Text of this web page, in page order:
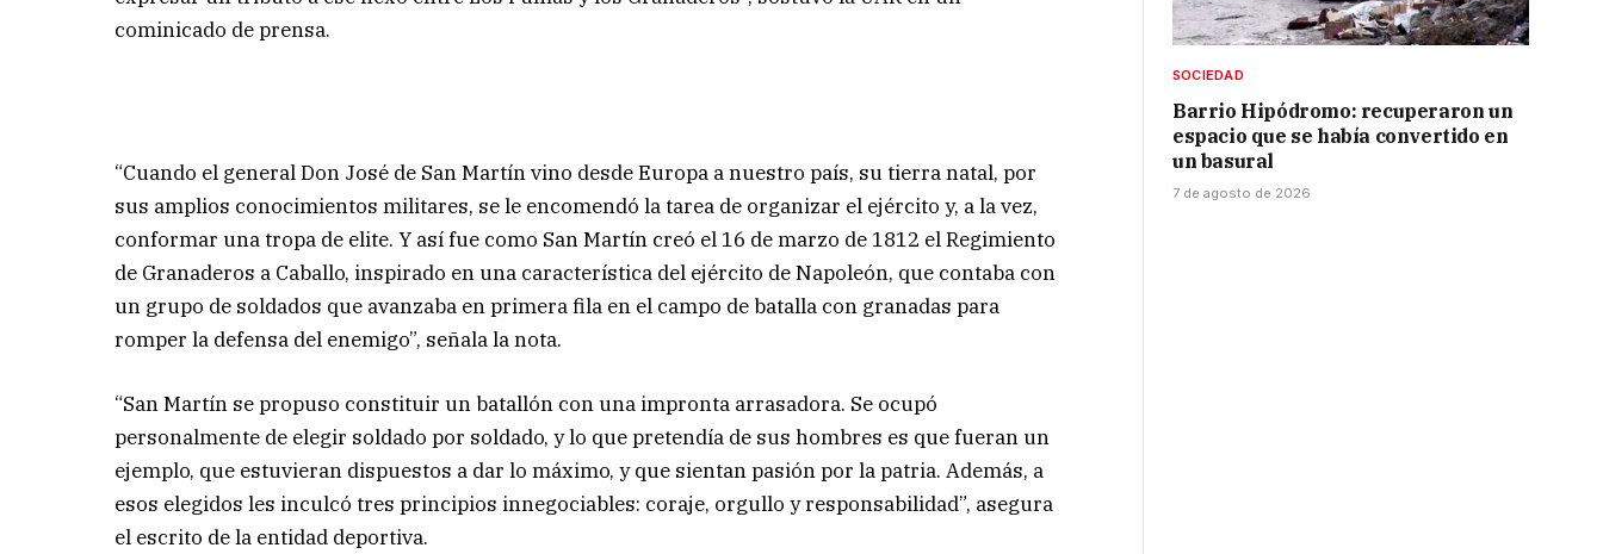
cominicado de prensa.
“Cuando el general Don José de San Martín vino desde Europa a nuestro país, su tierra natal, por
sus amplios conocimientos militares, se le encomendó la tarea de organizar el ejército y, a la vez,
conformar una tropa de elite. Y así fue como San Martín creó el 16 de marzo de 1812 el Regimiento
de Granaderos a Caballo, inspirado en una característica del ejército de Napoleón, que contaba con
un grupo de soldados que avanzaba en primera fila en el campo de batalla con granadas para
romper la defensa del enemigo”, señala la nota.
“San Martín se propuso constituir un batallón con una impronta arrasadora. Se ocupó
personalmente de elegir soldado por soldado, y lo que pretendía de sus hombres es que fueran un
ejemplo, que estuvieran dispuestos a dar lo máximo, y que sientan pasión por la patria. Además, a
esos elegidos les inculcó tres principios innegociables: coraje, orgullo y responsabilidad”, asegura
el escrito de la entidad deportiva.
SOCIEDAD
Barrio Hipódromo: recuperaron un
espacio que se había convertido en
un basural
7 de agosto de 2026